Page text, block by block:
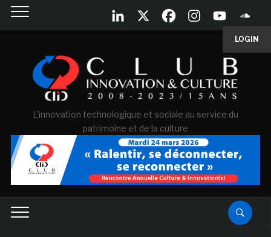
LOGIN
L'innovation technologique et sociale au service du
patrimoine et de la culture